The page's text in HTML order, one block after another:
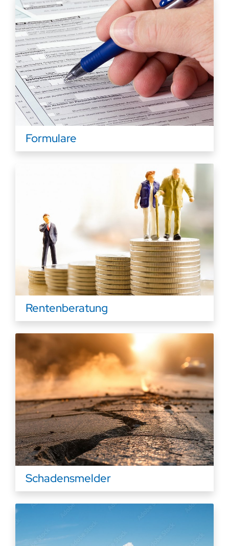
Formulare
Rentenberatung
Schadensmelder